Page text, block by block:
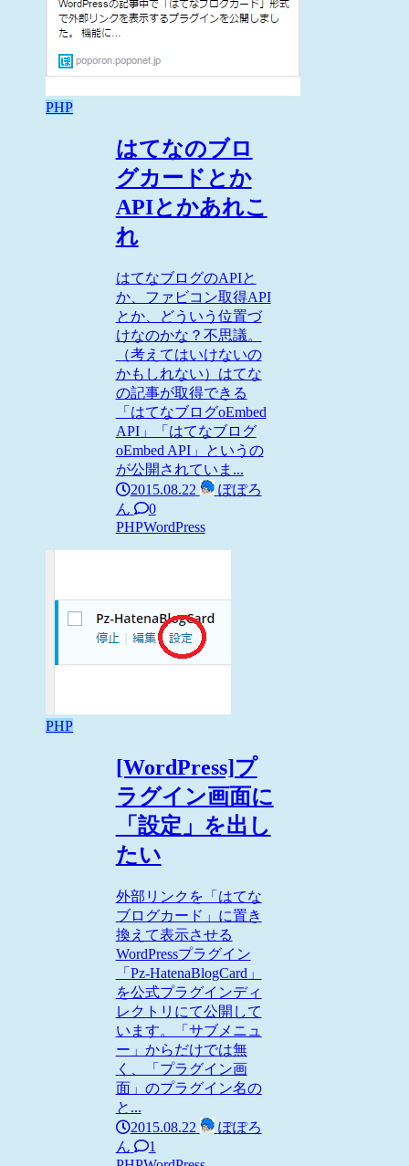
PHP
はてなのブロ
グカードとか
APIとかあれこ
れ
はてなブログのAPIと
か、ファビコン取得API
とか、どういう位置づ
けなのかな？不思議。
（考えてはいけないの
かもしれない）はてな
の記事が取得できる
「はてなブログoEmbed
API」「はてなブログ
oEmbed API」というの
が公開されていま...
2015.08.22
ぽぽろ
ん
0
PHPWordPress
PHP
[WordPress]プ
ラグイン画面に
「設定」を出し
たい
外部リンクを「はてな
ブログカード」に置き
換えて表示させる
WordPressプラグイン
「Pz-HatenaBlogCard」
を公式プラグインディ
レクトリにて公開して
います。「サブメニュ
ー」からだけでは無
く、「プラグイン画
面」のプラグイン名の
と...
2015.08.22
ぽぽろ
ん
1